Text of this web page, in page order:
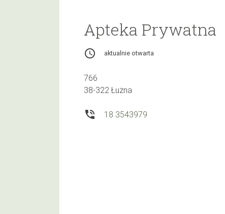
Apteka Prywatna
access_time aktualnie otwarta
766
38-322 Łużna
phone_in_talk 18 3543979